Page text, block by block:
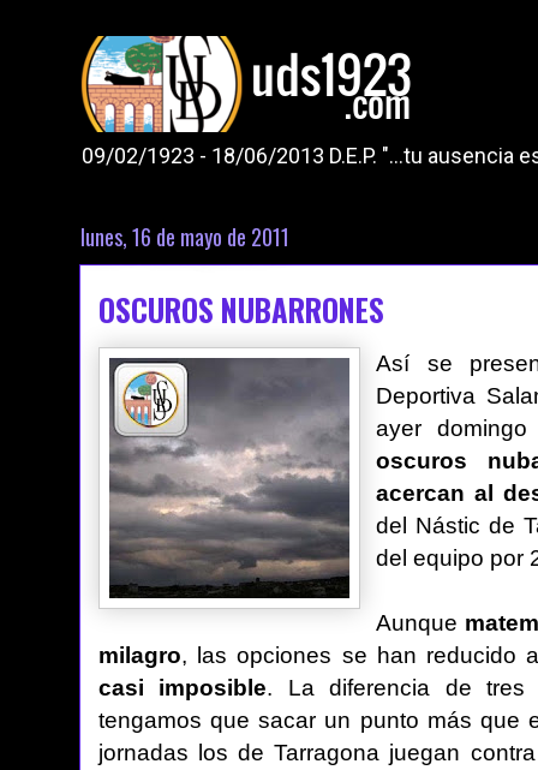
09/02/1923 - 18/06/2013 D.E.P. "...tu ausencia
lunes, 16 de mayo de 2011
OSCUROS NUBARRONES
Así se
Deportiva
ayer
oscuros
acercan al
del Nástic de
del equipo por
Aunque
milagro, las opciones se han reducido
casi imposible. La diferencia de
tengamos que sacar un punto más que
jornadas los de Tarragona juegan